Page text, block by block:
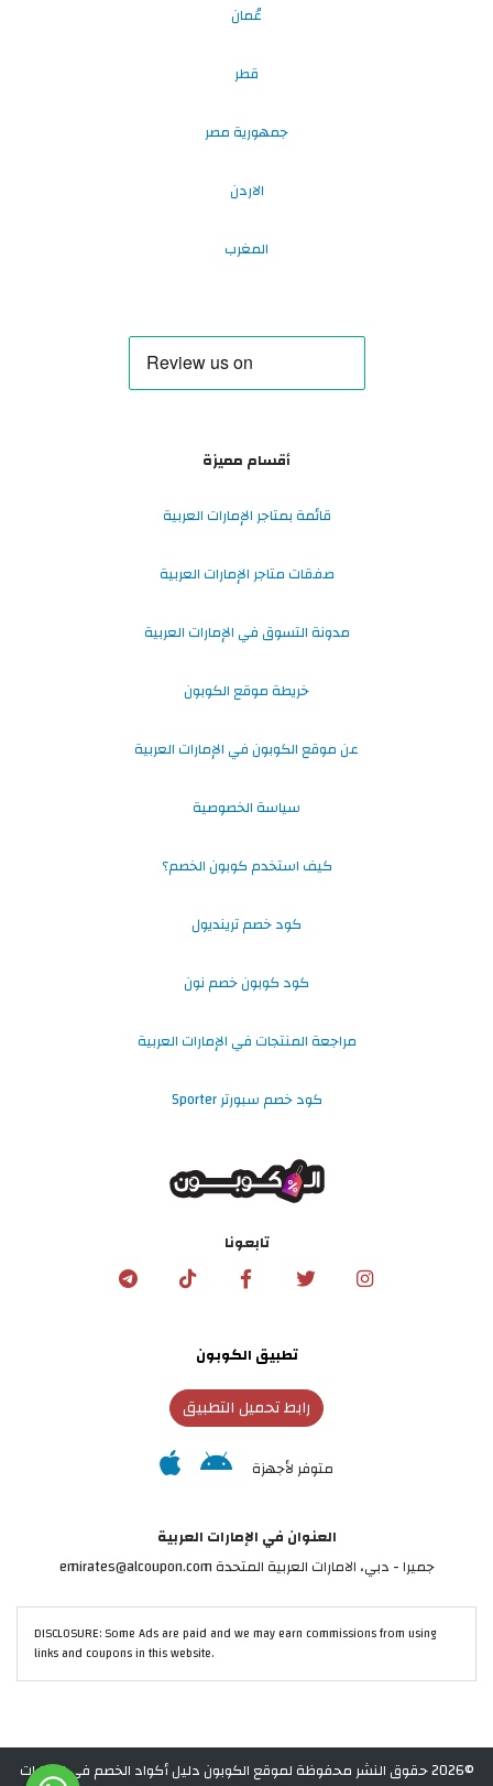
عُمان
قطر
جمهورية مصر
الاردن
المغرب
أقسام مميزة
قائمة بمتاجر الإمارات العربية
صفقات متاجر الإمارات العربية
مدونة التسوق في الإمارات العربية
خريطة موقع الكوبون
عن موقع الكوبون في الإمارات العربية
سياسة الخصوصية
كيف استخدم كوبون الخصم؟
كود خصم ترينديول
كود كوبون خصم نون
مراجعة المنتجات في الإمارات العربية
كود خصم سبورتر Sporter
تابعونا
تطبيق الكوبون
رابط تحميل التطبيق
متوفر لأجهزة
العنوان في الإمارات العربية
جميرا - دبي، الامارات العربية المتحدة emirates@alcoupon.com
DISCLOSURE: Some Ads are paid and we may earn commissions from using
links and coupons in this website.
©2026 حقوق النشر محفوظة لموقع الكوبون دليل أكواد الخصم في الإمارات